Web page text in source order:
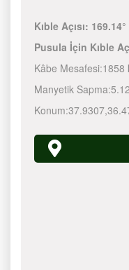
Kıble Açısı: 169.14°
Pusula İçin Kıble
Kâbe Mesafesi:1858
Manyetik Sapma:
Konum:37.9307,